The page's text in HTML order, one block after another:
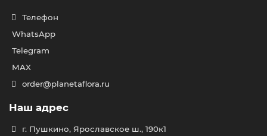
Телефон
WhatsApp
Telegram
MAX
order@planetaflora.ru
Наш адрес
г. Пушкино, Ярославское ш., 190к1